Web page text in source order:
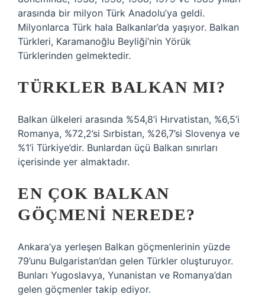
arasında bir milyon Türk Anadolu’ya geldi.
Milyonlarca Türk hala Balkanlar’da yaşıyor. Balkan
Türkleri, Karamanoğlu Beyliği’nin Yörük
Türklerinden gelmektedir.
TÜRKLER BALKAN MI?
Balkan ülkeleri arasında %54,8’i Hırvatistan, %6,5’i
Romanya, %72,2’si Sırbistan, %26,7’si Slovenya ve
%1’i Türkiye’dir. Bunlardan üçü Balkan sınırları
içerisinde yer almaktadır.
EN ÇOK BALKAN
GÖÇMENI NEREDE?
Ankara’ya yerleşen Balkan göçmenlerinin yüzde
79’unu Bulgaristan’dan gelen Türkler oluşturuyor.
Bunları Yugoslavya, Yunanistan ve Romanya’dan
gelen göçmenler takip ediyor.